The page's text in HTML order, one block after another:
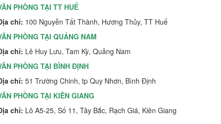
PHÒNG TẠI TT HUẾ
chỉ: 100 Nguyễn Tất Thành, Hương Thủy, TT Huế
PHÒNG TẠI QUẢNG NAM
chỉ: Lê Huy Lưu, Tam Kỳ, Quảng Nam
PHÒNG TẠI BÌNH ĐỊNH
chỉ: 51 Trường Chinh, tp Quy Nhơn, Bình Định
PHÒNG TẠI KIÊN GIANG
chỉ: Lô A5-25, Số 11, Tây Bắc, Rạch Giá, Kiên Giang